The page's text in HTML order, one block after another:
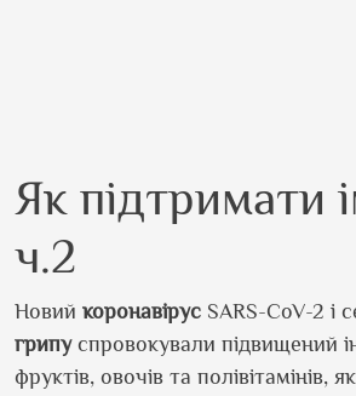
Як підтримати
ч.2
Новий коронавірус SARS-CoV-2 і
грипуспровокували підвищений
фруктів, овочів та полівітамінів,